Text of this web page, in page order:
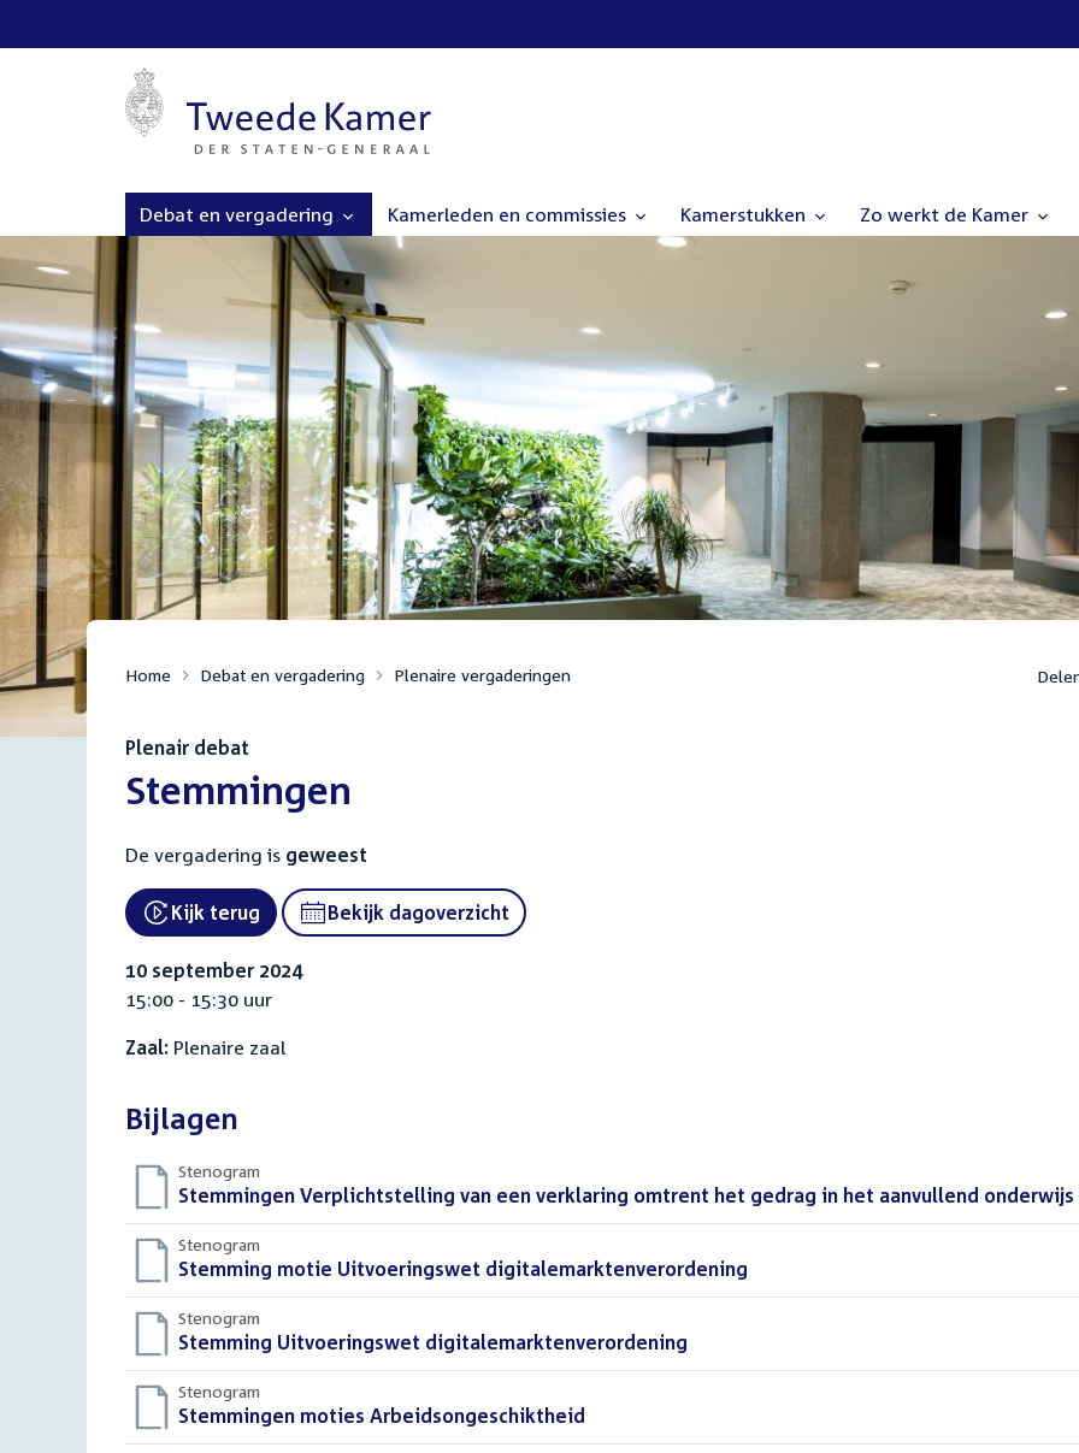
Debat en vergadering Kamerleden en commissies Kamerstukken Zo werkt de Kamer
Home Debat en vergadering Plenaire vergaderingen
Plenair debat
:Stemmingen
De vergadering is geweest
External link:
Kijk terug Bekijk dagoverzicht
10 september 2024
15:00 - 15:30 uur
Zaal: Plenaire zaal
Bijlagen
Stenogram
Download
bestand:
Stemmingen Verplichtstelling van een verklaring omtrent het gedrag in het aanvullend onderwijs
Stenogram
Download
bestand:
Stemming motie Uitvoeringswet digitalemarktenverordening
Stenogram
Download
bestand:
Stemming Uitvoeringswet digitalemarktenverordening
Stenogram
Download
bestand:
Stemmingen moties Arbeidsongeschiktheid